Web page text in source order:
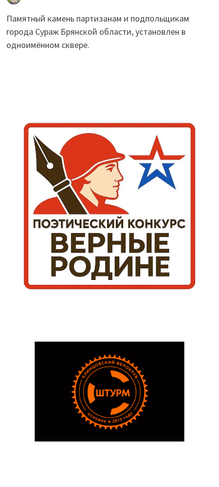
Памятный камень партизанам и подпольщикам
города Сураж Брянской области, установлен в
одноимённом сквере.